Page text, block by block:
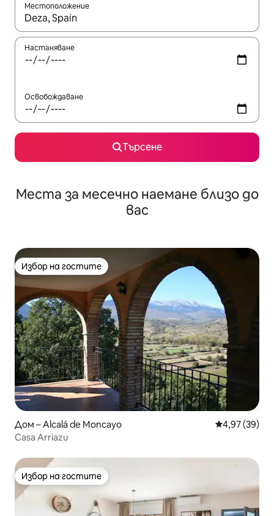
Местоположение
Когато резултатите се покажат, използвайте
Настаняване
Освобождаване
Търсене
Места за месечно наемане близо до
вас
Избор на гостите
Избор на гостите
Дом – Alcalá de Moncayo Средна
4,97 (39)
Casa Arriazu
Избор на гостите
Избор на гостите